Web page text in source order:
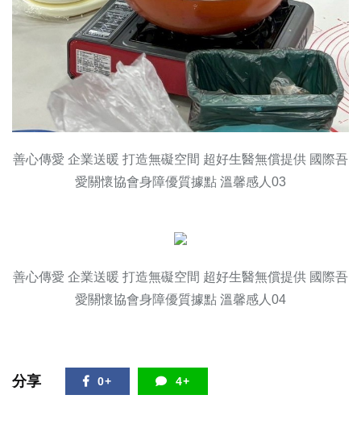
善心傳愛 企業送暖 打造無礙空間 超好生醫無償提供 國際吾
愛關懷協會身障優質據點 溫馨感人03
善心傳愛 企業送暖 打造無礙空間 超好生醫無償提供 國際吾
愛關懷協會身障優質據點 溫馨感人04
分享 0+ 4+